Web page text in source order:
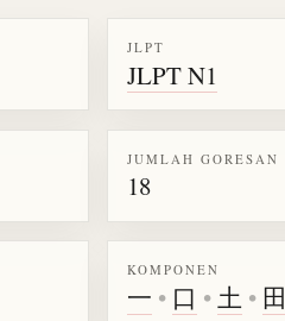
JLPT
JLPT N1
JUMLAH GORESAN
18
KOMPONEN
一 • 口 •土 • 田